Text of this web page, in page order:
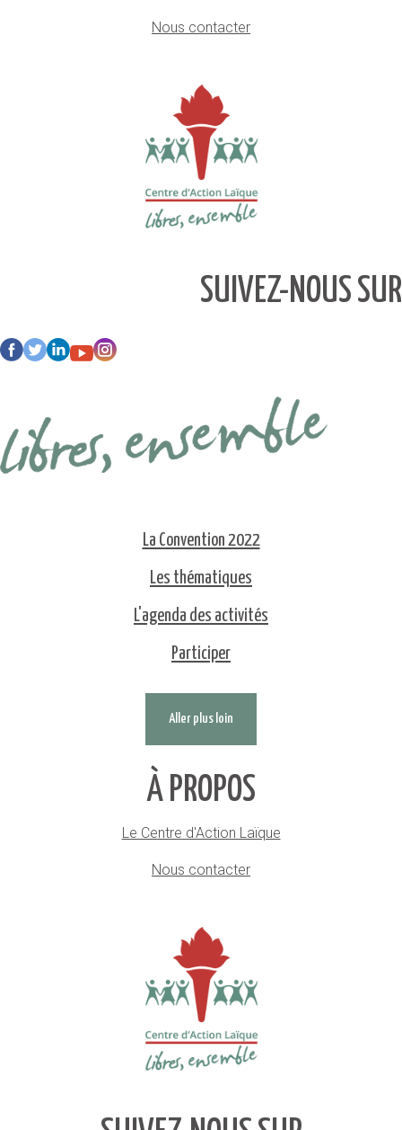
Nous contacter
SUIVEZ-NOUS SUR
La Convention 2022
Les thématiques
L'agenda des activités
Participer
Aller plus loin
À PROPOS
Le Centre d'Action Laïque
Nous contacter